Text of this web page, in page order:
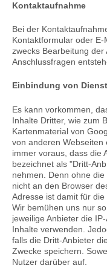
Kontaktaufnahme
Bei der
Kontaktformular oder
zwecks Bearbeitung
Anschlussfragen
Einbindung von
Es kann vorkommen,
Inhalte Dritter, wie zum
Kartenmaterial von
von anderen Webseiten
immer voraus, dass die
bezeichnet als "Dritt-
nehmen. Denn ohne
nicht an den Browser
Adresse ist damit für
Wir bemühen uns nur
jeweilige Anbieter die
Inhalte verwenden.
falls die Dritt-Anbieter
Zwecke speichern.
Nutzer darüber auf.